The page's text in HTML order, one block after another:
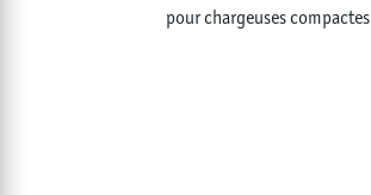
pour chargeuses compactes